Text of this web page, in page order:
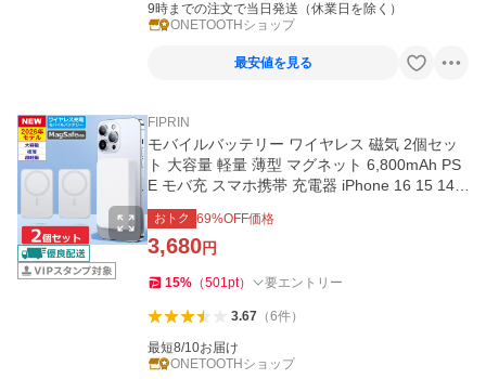
9時までの注文で当日発送（休業日を除く）
ONETOOTHショップ
最安値を見る
FIPRIN
モバイルバッテリー ワイヤレス 磁気 2個セッ
ト 大容量 軽量 薄型 マグネット 6,800mAh PS
E モバ充 スマホ携帯 充電器 iPhone 16 15 14
送料無料
おトク 69%OFF価格
3,680円
15% （501pt） 要エントリー
3.67（6件）
最短8/10お届け
ONETOOTHショップ